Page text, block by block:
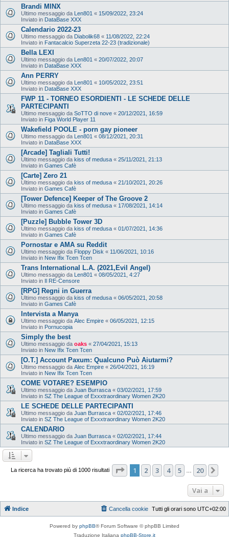
Brandi MINX
Ultimo messaggio da Len801 « 15/09/2022, 23:24
Inviato in DataBase XXX
Calendario 2022-23
Ultimo messaggio da Diabolik68 « 11/08/2022, 22:24
Inviato in Fantacalcio Superzeta 22-23 (tradizionale)
Bella LEXI
Ultimo messaggio da Len801 « 20/07/2022, 20:07
Inviato in DataBase XXX
Ann PERRY
Ultimo messaggio da Len801 « 10/05/2022, 23:51
Inviato in DataBase XXX
FWP 11 - TORNEO ESORDIENTI - LE SCHEDE DELLE
PARTECIPANTI
Ultimo messaggio da SoTTO di nove « 20/12/2021, 16:59
Inviato in Figa World Player 11
Wakefield POOLE - porn gay pioneer
Ultimo messaggio da Len801 « 08/12/2021, 20:31
Inviato in DataBase XXX
[Arcade] Tagliali Tutti!
Ultimo messaggio da kiss of medusa « 25/11/2021, 21:13
Inviato in Games Cafè
[Carte] Zero 21
Ultimo messaggio da kiss of medusa « 21/10/2021, 20:26
Inviato in Games Cafè
[Tower Defence] Keeper of The Groove 2
Ultimo messaggio da kiss of medusa « 17/08/2021, 14:14
Inviato in Games Cafè
[Puzzle] Bubble Tower 3D
Ultimo messaggio da kiss of medusa « 01/07/2021, 14:36
Inviato in Games Cafè
Pornostar e AMA su Reddit
Ultimo messaggio da Floppy Disk « 11/06/2021, 10:16
Inviato in New Ifix Tcen Tcen
Trans International L.A. (2021,Evil Angel)
Ultimo messaggio da Len801 « 08/05/2021, 4:27
Inviato in Il RE-Censore
[RPG] Regni in Guerra
Ultimo messaggio da kiss of medusa « 06/05/2021, 20:58
Inviato in Games Cafè
Intervista a Manya
Ultimo messaggio da Alec Empire « 06/05/2021, 12:15
Inviato in Pornucopia
Simply the best
Ultimo messaggio da oaks « 27/04/2021, 15:13
Inviato in New Ifix Tcen Tcen
[O.T.] Account Paxum: Qualcuno Può Aiutarmi?
Ultimo messaggio da Alec Empire « 26/04/2021, 16:19
Inviato in New Ifix Tcen Tcen
COME VOTARE? ESEMPIO
Ultimo messaggio da Juan Burrasca « 03/02/2021, 17:59
Inviato in SZ The League of Exxxtraordinary Women 2K20
LE SCHEDE DELLE PARTECIPANTI
Ultimo messaggio da Juan Burrasca « 02/02/2021, 17:46
Inviato in SZ The League of Exxxtraordinary Women 2K20
CALENDARIO
Ultimo messaggio da Juan Burrasca « 02/02/2021, 17:44
Inviato in SZ The League of Exxxtraordinary Women 2K20
La ricerca ha trovato più di 1000 risultati Pagina di 20
1 2 3 4 5 20
Vai a
Indice Tutti gli orari sono UTC+02:00
Cancella cookie
Powered by phpBB® Forum Software © phpBB Limited
Traduzione Italiana phpBB-Store.it